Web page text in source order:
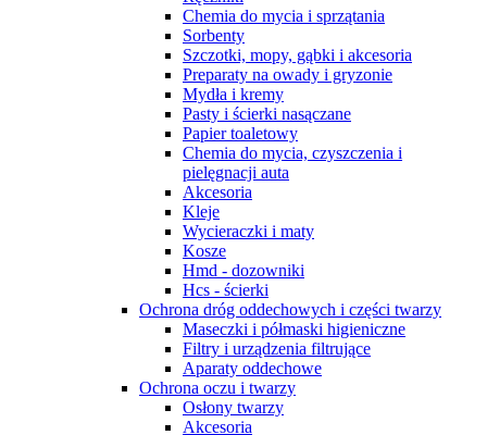
Chemia do mycia i sprzątania
Sorbenty
Szczotki, mopy, gąbki i akcesoria
Preparaty na owady i gryzonie
Mydła i kremy
Pasty i ścierki nasączane
Papier toaletowy
Chemia do mycia, czyszczenia i
pielęgnacji auta
Akcesoria
Kleje
Wycieraczki i maty
Kosze
Hmd - dozowniki
Hcs - ścierki
Ochrona dróg oddechowych i części twarzy
Maseczki i półmaski higieniczne
Filtry i urządzenia filtrujące
Aparaty oddechowe
Ochrona oczu i twarzy
Osłony twarzy
Akcesoria